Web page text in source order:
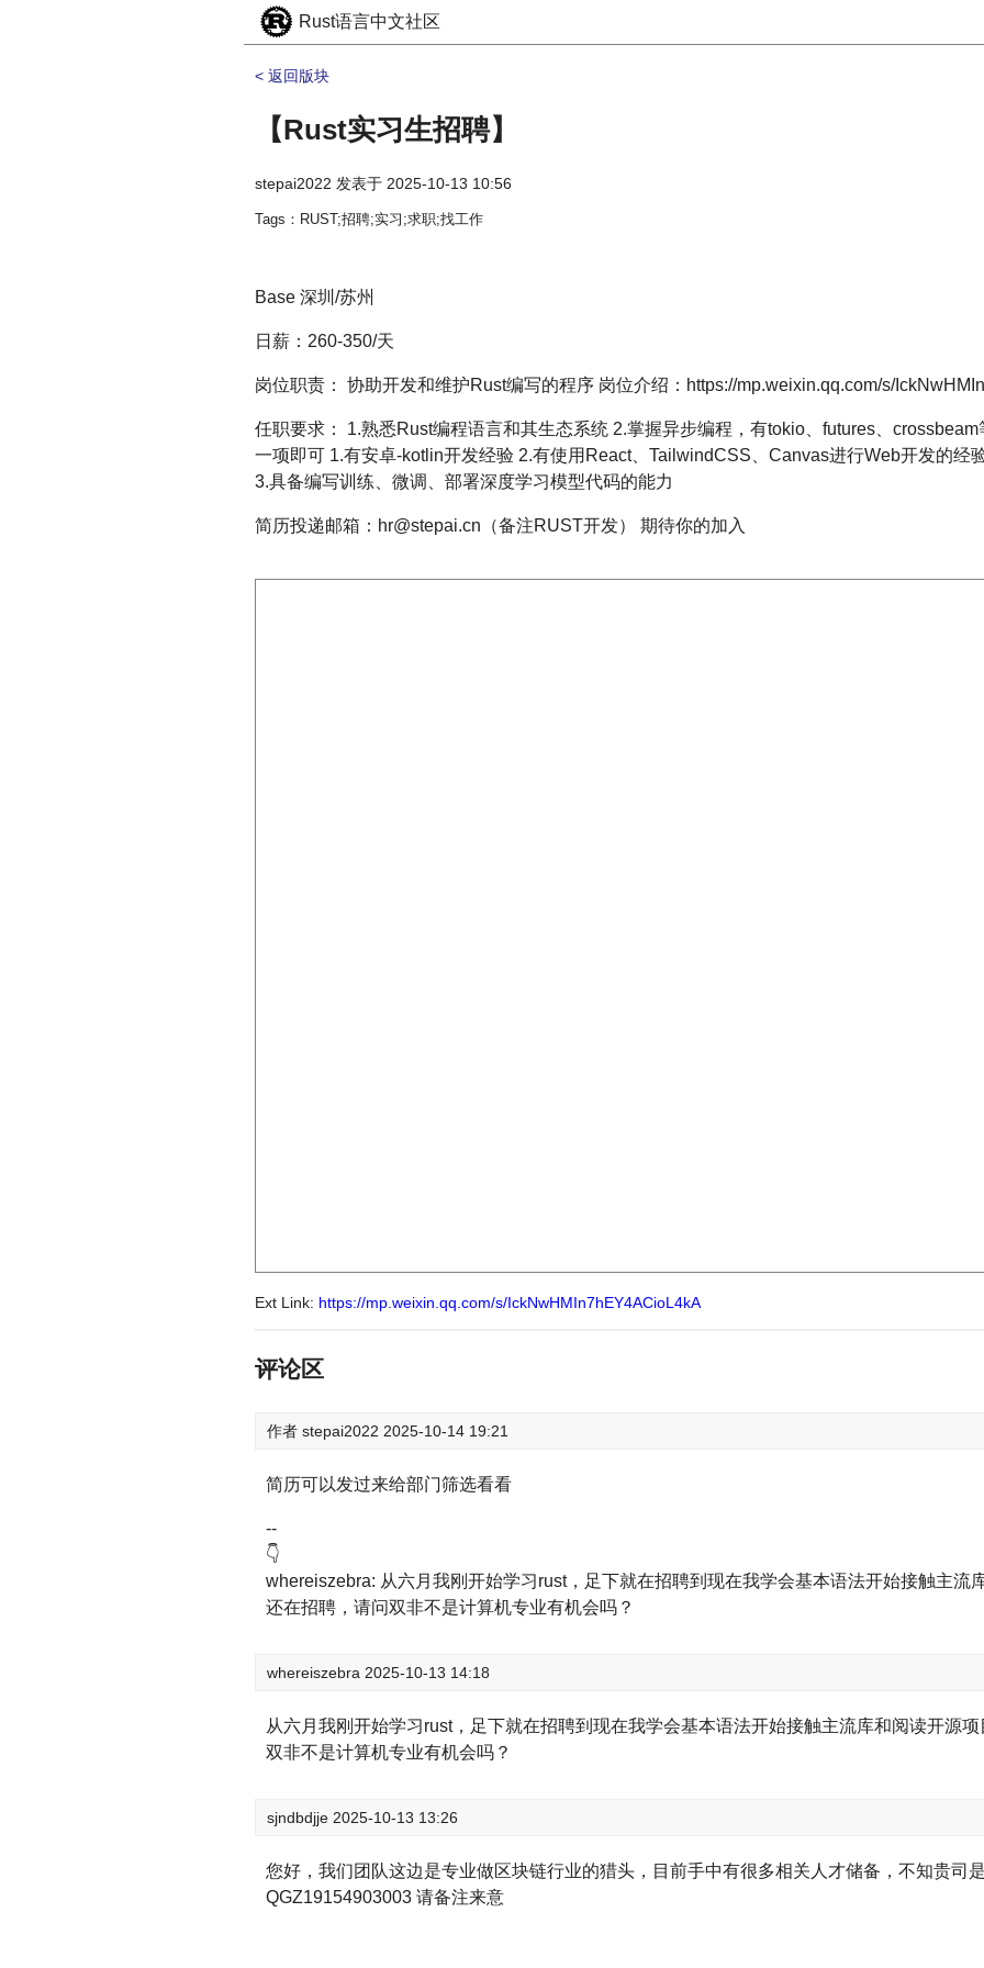
Rust语言中文社区
< 返回版块
【Rust实习生招聘】
stepai2022 发表于 2025-10-13 10:56
Tags：RUST;招聘;实习;求职;找工作
Base 深圳/苏州
日薪：260-350/天
岗位职责： 协助开发和维护Rust编写的程序 岗位介绍：https://mp.weixin.qq.com/s/
任职要求： 1.熟悉Rust编程语言和其生态系统 2.掌握异步编程，有tokio、futures、
一项即可 1.有安卓-kotlin开发经验 2.有使用React、TailwindCSS、Canvas进行Web开发的经
3.具备编写训练、微调、部署深度学习模型代码的能力
简历投递邮箱：hr@stepai.cn（备注RUST开发） 期待你的加入
Ext Link: https://mp.weixin.qq.com/s/IckNwHMIn7hEY4ACioL4kA
评论区
作者 stepai2022 2025-10-14 19:21
简历可以发过来给部门筛选看看
--
👇
whereiszebra: 从六月我刚开始学习rust，足下就在招聘到现在我学会基本语法开始接触主流
还在招聘，请问双非不是计算机专业有机会吗？
whereiszebra 2025-10-13 14:18
从六月我刚开始学习rust，足下就在招聘到现在我学会基本语法开始接触主流库和阅读开源
双非不是计算机专业有机会吗？
sjndbdjje 2025-10-13 13:26
您好，我们团队这边是专业做区块链行业的猎头，目前手中有很多相关人才储备，不知贵司
QGZ19154903003 请备注来意